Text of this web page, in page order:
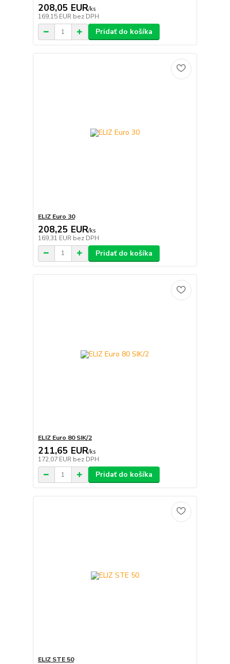
208,05 EUR/ks
169,15 EUR bez DPH
Pridať do košíka
ELIZ Euro 30
208,25 EUR/ks
169,31 EUR bez DPH
Pridať do košíka
ELIZ Euro 80 SIK/2
211,65 EUR/ks
172,07 EUR bez DPH
Pridať do košíka
ELIZ STE 50